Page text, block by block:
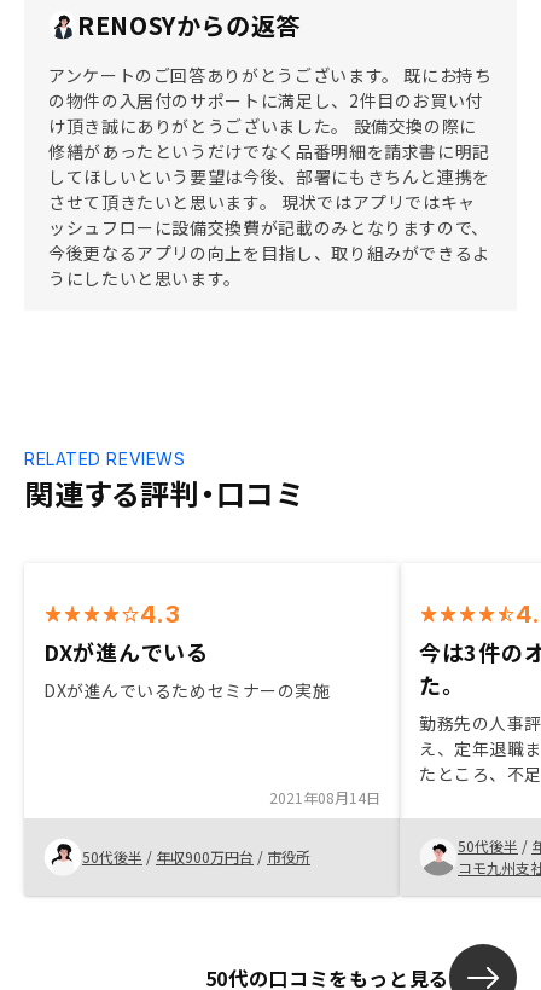
RENOSYからの返答
アンケートのご回答ありがとうございます。 既にお持ち
の物件の入居付のサポートに満足し、2件目のお買い付
け頂き誠にありがとうございました。 設備交換の際に
修繕があったというだけでなく品番明細を請求書に明記
してほしいという要望は今後、部署にもきちんと連携を
させて頂きたいと思います。 現状ではアプリではキャ
ッシュフローに設備交換費が記載のみとなりますので、
今後更なるアプリの向上を目指し、取り組みができるよ
うにしたいと思います。
関連する評判・口コミ
RELATED REVIEWS
4.3
DXが進んでいる
DXが進んでいるためセミナーの実施
2021年08月14日
50代後半 / 年収900万円台 / 市役所
今は3件の
た。
勤務先の人事
え、定年退職
たところ、不
RENOSYは不
トをわかりや
担当者に不明
も含めて説明
が購入を決め
2件でスター
50代後半 /
コモ九州支
50代の口コミをもっと見る